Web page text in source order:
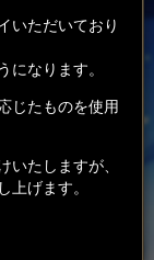
いただいており
なります。
じたものを使用
たしますが、
げます。